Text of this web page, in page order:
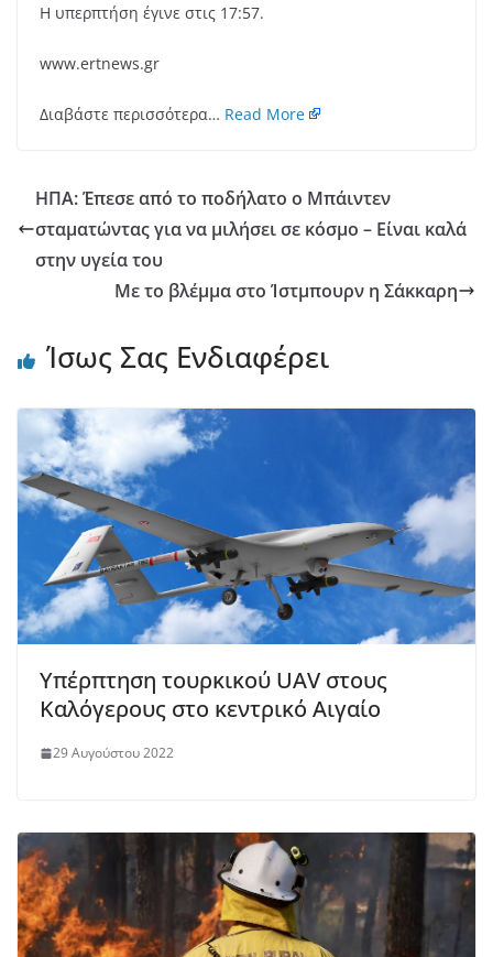
Η υπερπτήση έγινε στις 17:57.
www.ertnews.gr
Διαβάστε περισσότερα… Read More
ΗΠΑ: Έπεσε από το ποδήλατο ο Μπάιντεν
σταματώντας για να μιλήσει σε κόσμο – Είναι καλά
στην υγεία του
Με το βλέμμα στο Ίστμπουρν η Σάκκαρη
Ίσως Σας Ενδιαφέρει
Υπέρπτηση τουρκικού UAV στους
Καλόγερους στο κεντρικό Αιγαίο
29 Αυγούστου 2022